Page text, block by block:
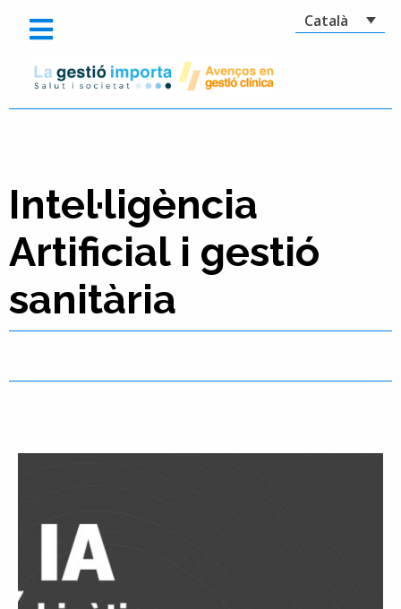
Català
Intel·ligència
Artificial i gestió
sanitària